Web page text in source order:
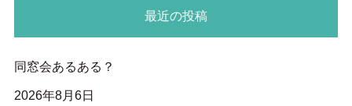
最近の投稿
同窓会あるある？
2026年8月6日